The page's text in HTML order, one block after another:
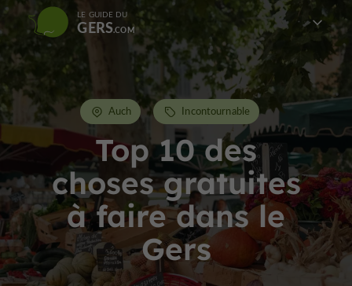
LE GUIDE DU
GERS
Top 10 des
choses gratuites
à faire dans le
Gers
Auch Incontournable